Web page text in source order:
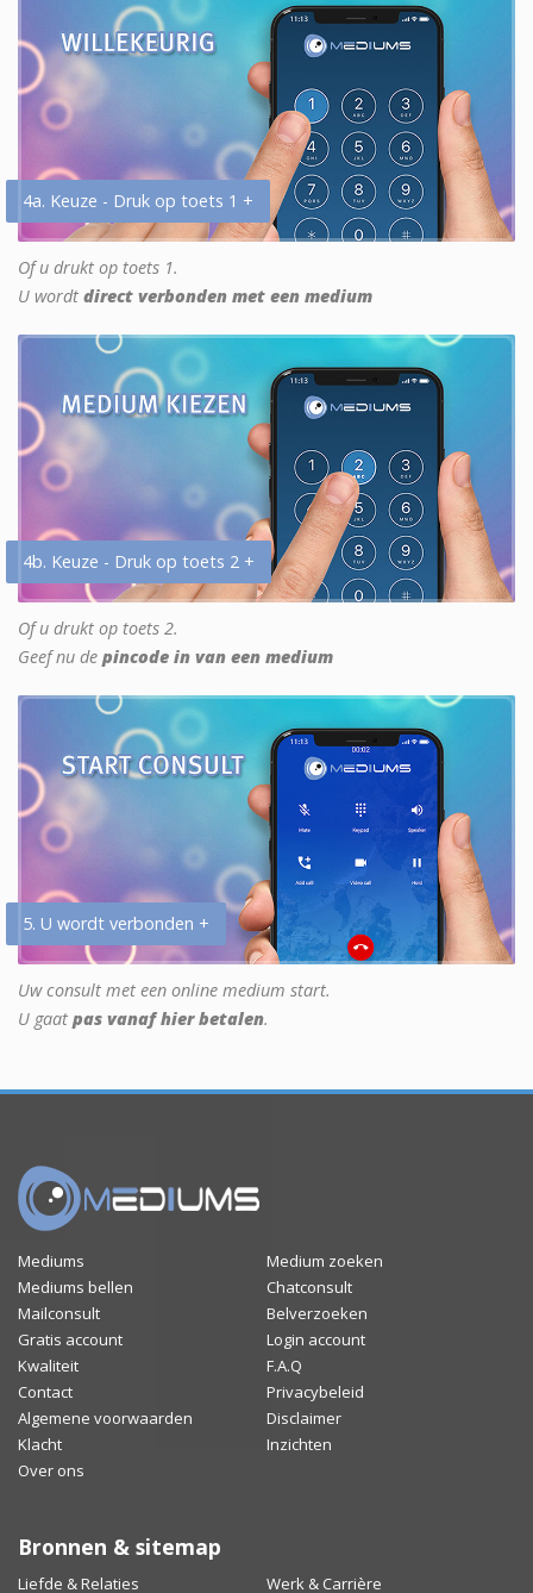
4a. Keuze - Druk op toets 1 +
Of u drukt op toets 1.
U wordt direct verbonden met een medium
4b. Keuze - Druk op toets 2 +
Of u drukt op toets 2.
Geef nu de pincode in van een medium
5. U wordt verbonden +
Uw consult met een online medium start.
U gaat pas vanaf hier betalen.
Mediums
Medium zoeken
Mediums bellen
Chatconsult
Mailconsult
Belverzoeken
Gratis account
Login account
Kwaliteit
F.A.Q
Contact
Privacybeleid
Algemene voorwaarden
Disclaimer
Klacht
Inzichten
Over ons
Bronnen & sitemap
Liefde & Relaties Werk & Carrière